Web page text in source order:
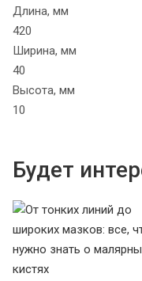
Длина, мм
420
Ширина, мм
40
Высота, мм
10
Будет